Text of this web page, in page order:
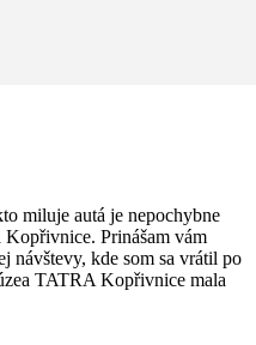
miluje autá je nepochybne
Kopřivnice. Prinášam vám
návštevy, kde som sa vrátil po
TATRA Kopřivnice mala